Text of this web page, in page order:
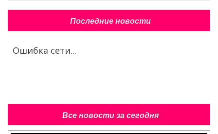
Последние новости
Ошибка сети...
Все новости за сегодня